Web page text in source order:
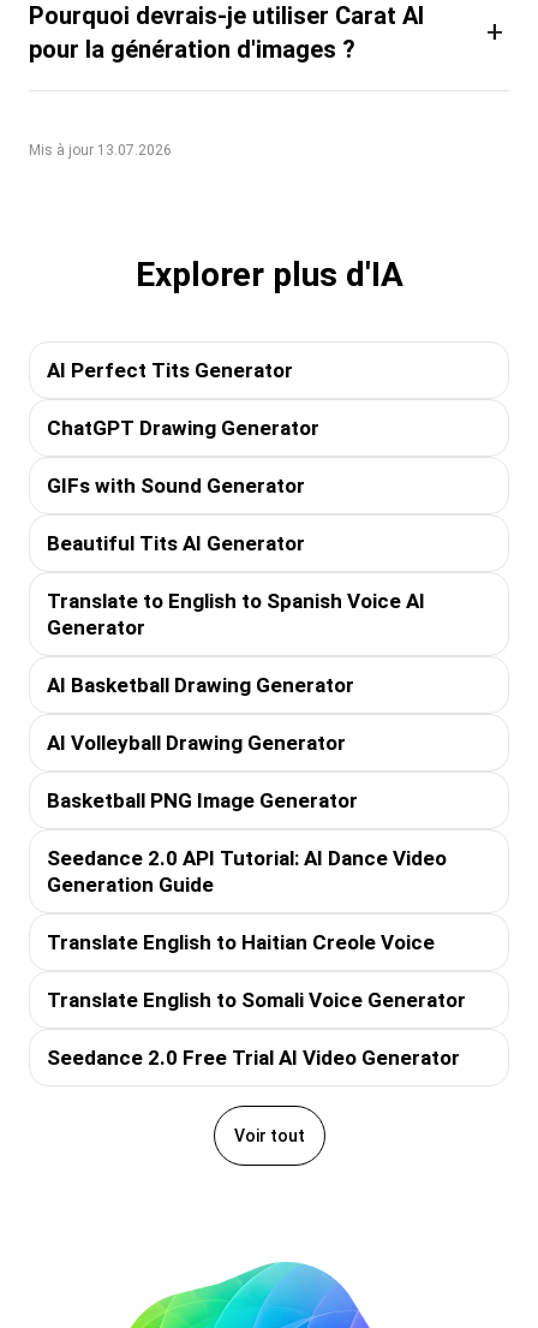
Pourquoi devrais-je utiliser Carat AI
pour la génération d'images ?
+
Mis à jour 13.07.2026
Explorer plus d'IA
AI Perfect Tits Generator
ChatGPT Drawing Generator
GIFs with Sound Generator
Beautiful Tits AI Generator
Translate to English to Spanish Voice AI
Generator
AI Basketball Drawing Generator
AI Volleyball Drawing Generator
Basketball PNG Image Generator
Seedance 2.0 API Tutorial: AI Dance Video
Generation Guide
Translate English to Haitian Creole Voice
Translate English to Somali Voice Generator
Seedance 2.0 Free Trial AI Video Generator
Voir tout